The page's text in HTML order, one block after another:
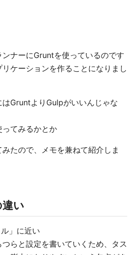
ナーにGruntを使っているのです
ケーションを作ることになりまし
GruntよりGulpがいいんじゃな
てみるかとか
たので、メモを兼ねて紹介しま
い
」に近い
らと設定を書いていくため、タス